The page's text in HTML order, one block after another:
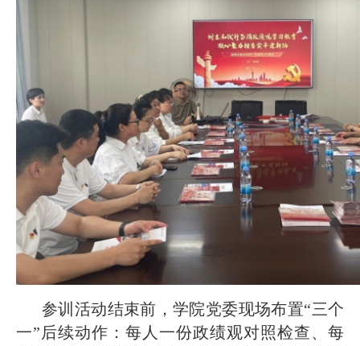
参训活动结束前，学院党委现场布置“三个
一”后续动作：每人一份政绩观对照检查、每